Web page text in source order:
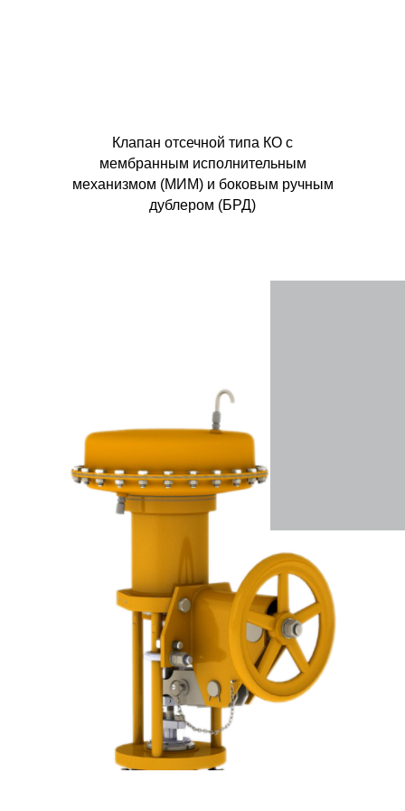
Клапан отсечной типа КО с
мембранным исполнительным
механизмом (МИМ) и боковым ручным
дублером (БРД)